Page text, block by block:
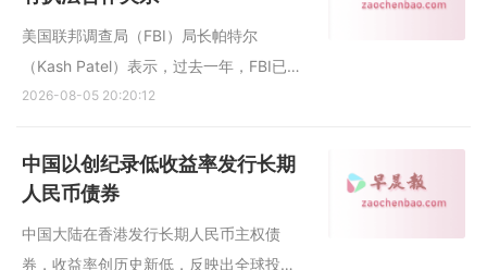
美国联邦调查局（FBI）局长帕特尔
（Kash Patel）表示，过去一年，FBI已与
中国和俄罗斯这两个美国长期竞争对手建
跨国犯罪，包括芬太尼贩运、网络诈骗以
及儿童性剥削等犯罪活动。 据路透社报
2026-08-05 20:20:12
中国以创纪录低收益率发行长期
人民币债券
中国大陆在香港发行长期人民币主权债
券，收益率创历史新低，反映出全球投资